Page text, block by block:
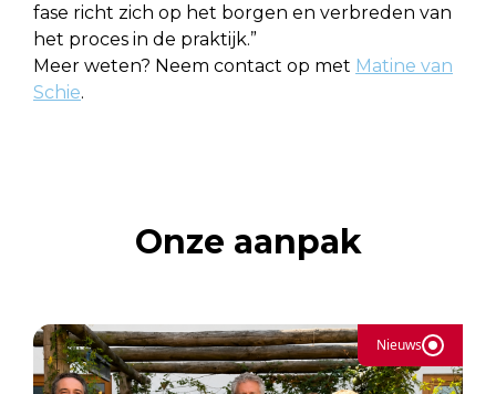
fase richt zich op het borgen en verbreden van
het proces in de praktijk.”
Meer weten? Neem contact op met Matine van
Schie.
Onze aanpak
Nieuws